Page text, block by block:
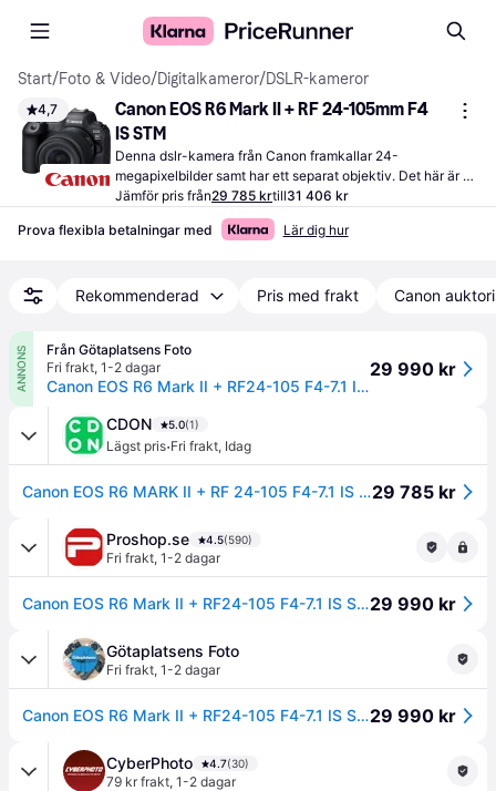
Start/Foto & Video/Digitalkameror/DSLR-kameror
4,7
Canon EOS R6 Mark II + RF 24-105mm F4
IS STM
Denna dslr-kamera från Canon framkallar 24-
megapixelbilder samt har ett separat objektiv. Det här är en
normaltung kamera med en vikt på 588 gram.
Jämför pris från29 785 krtill31 406 kr
Prova flexibla betalningar med Lär dig hur
Rekommenderad Pris med frakt Canon
ANNONS
Från Götaplatsens Foto
Fri frakt, 1-2 dagar
Canon EOS R6 Mark II + RF24-105 F4-7.1 IS STM
29 990 kr
CDON 5.0(1)
Lägst pris·Fri frakt, Idag
Canon EOS R6 MARK II + RF 24-105 F4-7.1 IS STM, 24,2 MP, CMOS, Pekskärm, 588 g, Svart29 785 kr
Proshop.se 4.5(590)
Fri frakt, 1-2 dagar
Canon EOS R6 Mark II + RF24-105 F4-7.1 IS STM29 990 kr
Götaplatsens Foto
Fri frakt, 1-2 dagar
Canon EOS R6 Mark II + RF24-105 F4-7.1 IS STM29 990 kr
CyberPhoto 4.7(30)
79 kr frakt, 1-2 dagar